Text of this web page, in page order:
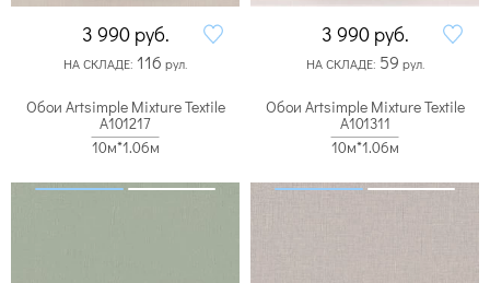
3 990 руб.
НА СКЛАДЕ: 116 рул.
3 990 руб.
НА СКЛАДЕ: 59 рул.
Обои Artsimple Mixture Textile
A101217
10м*1.06м
Обои Artsimple Mixture Textile
A101311
10м*1.06м